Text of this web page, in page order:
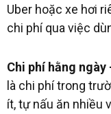
Uber hoặc xe hơi
chi phí qua việc
Chi phí hằng ngày
là chi phí trong
ít, tự nấu ăn nhiều